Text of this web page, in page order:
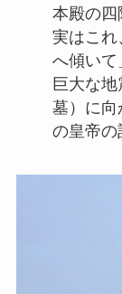
本殿の四
実はこれ
へ傾いて
巨大な
墓）に向
の皇帝の